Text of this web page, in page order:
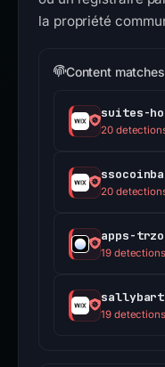
la propriété
Content matches
suites-
20
20
apps-
19 detections
19 detections